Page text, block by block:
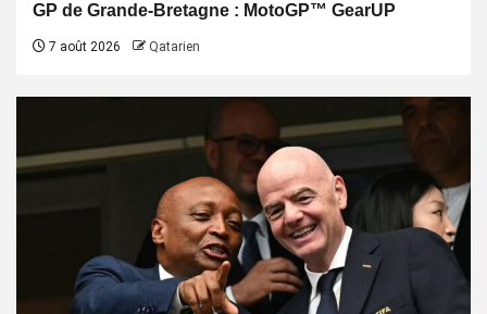
GP de Grande-Bretagne : MotoGP™ GearUP
7 août 2026 Qatarien